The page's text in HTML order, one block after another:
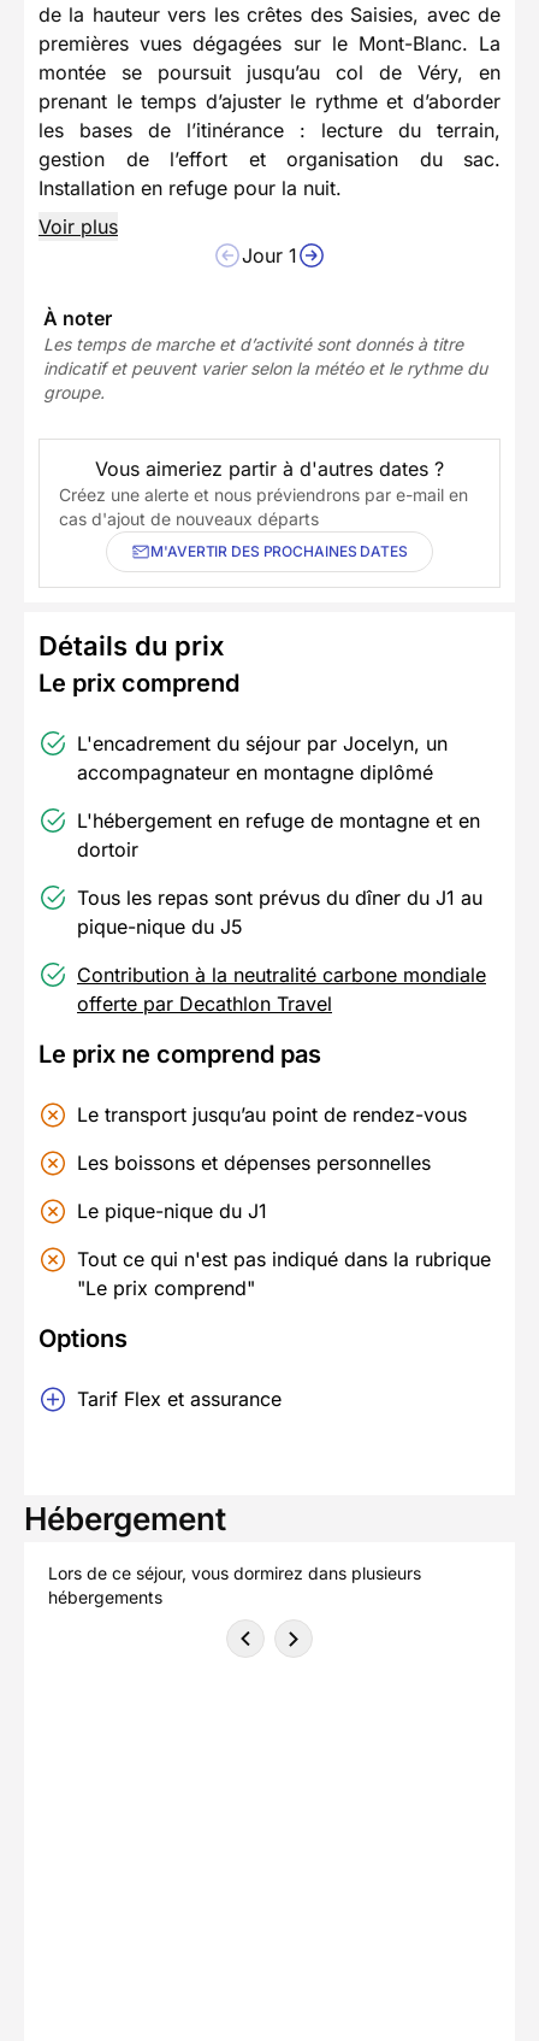
de la hauteur vers les crêtes des Saisies, avec de
premières vues dégagées sur le Mont-Blanc. La
montée se poursuit jusqu’au col de Véry, en
prenant le temps d’ajuster le rythme et d’aborder
les bases de l’itinérance : lecture du terrain,
gestion de l’effort et organisation du sac.
Installation en refuge pour la nuit.
Voir plus
Jour 1
À noter
Les temps de marche et d’activité sont donnés à titre
indicatif et peuvent varier selon la météo et le rythme du
groupe.
Vous aimeriez partir à d'autres dates ?
Créez une alerte et nous préviendrons par e-mail en
cas d'ajout de nouveaux départs
M'AVERTIR DES PROCHAINES DATES
Détails du prix
Le prix comprend
L'encadrement du séjour par Jocelyn, un
accompagnateur en montagne diplômé
L'hébergement en refuge de montagne et en
dortoir
Tous les repas sont prévus du dîner du J1 au
pique-nique du J5
Contribution à la neutralité carbone mondiale
offerte par Decathlon Travel
Le prix ne comprend pas
Le transport jusqu’au point de rendez-vous
Les boissons et dépenses personnelles
Le pique-nique du J1
Tout ce qui n'est pas indiqué dans la rubrique
"Le prix comprend"
Options
Tarif Flex et assurance
Hébergement
Lors de ce séjour, vous dormirez dans plusieurs
hébergements